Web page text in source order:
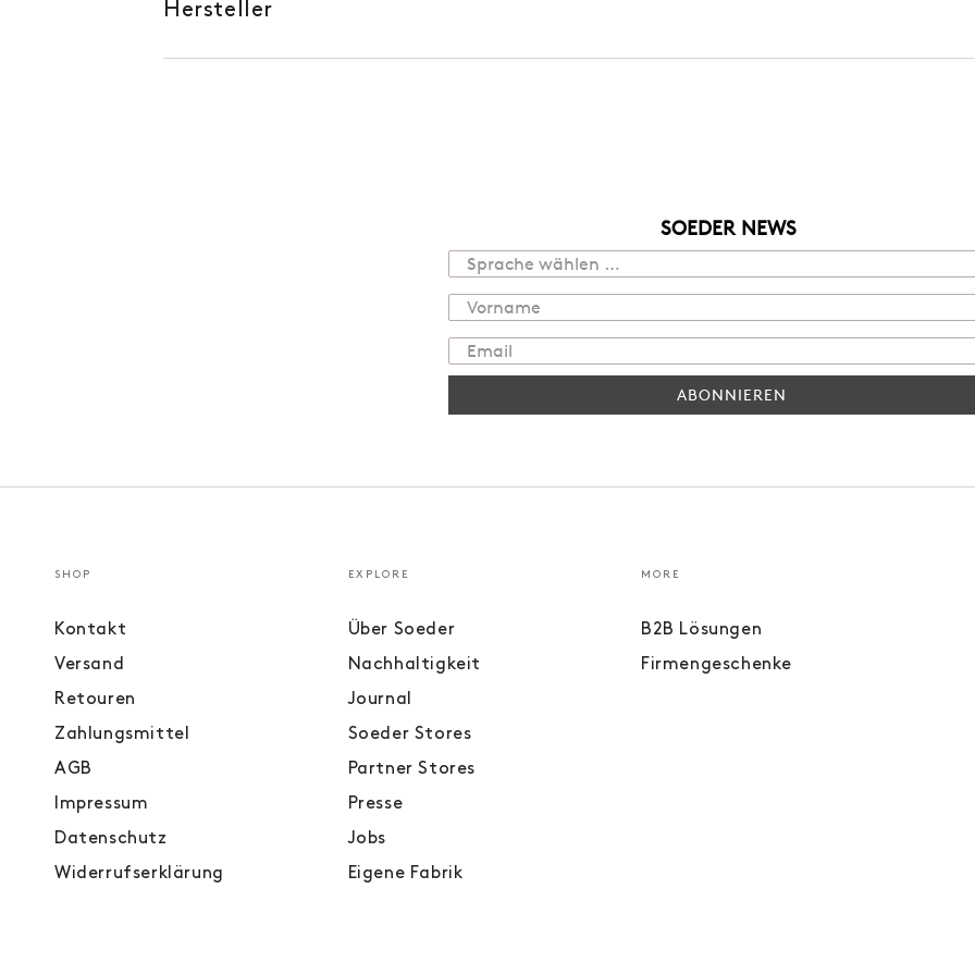
Hersteller
SOEDER NEWS
ABONNIEREN
SHOP
Kontakt
Versand
Retouren
Zahlungsmittel
AGB
Impressum
Datenschutz
Widerrufserklärung
EXPLORE
Über Soeder
Nachhaltigkeit
Journal
Soeder Stores
Partner Stores
Presse
Jobs
Eigene Fabrik
MORE
B2B Lösungen
Firmengeschenke